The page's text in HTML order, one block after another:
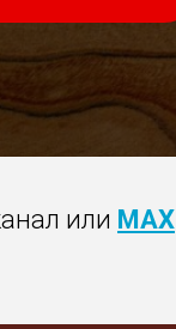
или MAX